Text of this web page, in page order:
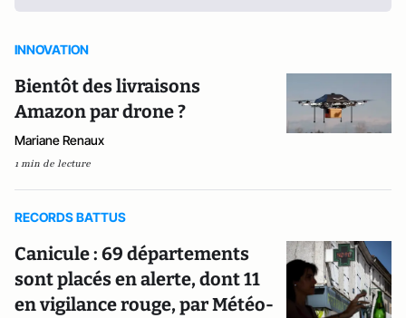
INNOVATION
Bientôt des livraisons
Amazon par drone ?
Mariane Renaux
1 min de lecture
RECORDS BATTUS
Canicule : 69 départements
sont placés en alerte, dont 11
en vigilance rouge, par Météo-